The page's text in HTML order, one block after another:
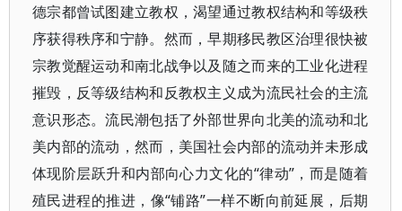
德宗都曾试图建立教权，渴望通过教权结构和等级秩
序获得秩序和宁静。然而，早期移民教区治理很快被
宗教觉醒运动和南北战争以及随之而来的工业化进程
摧毁，反等级结构和反教权主义成为流民社会的主流
意识形态。流民潮包括了外部世界向北美的流动和北
美内部的流动，然而，美国社会内部的流动并未形成
体现阶层跃升和内部向心力文化的“律动”，而是随着
殖民进程的推进，像“铺路”一样不断向前延展，后期